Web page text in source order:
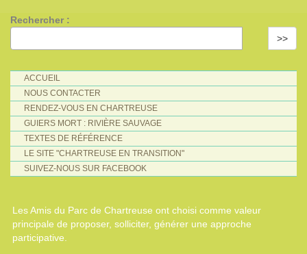
Rechercher :
>>
ACCUEIL
NOUS CONTACTER
RENDEZ-VOUS EN CHARTREUSE
GUIERS MORT : RIVIÈRE SAUVAGE
TEXTES DE RÉFÉRENCE
LE SITE "CHARTREUSE EN TRANSITION"
SUIVEZ-NOUS SUR FACEBOOK
Les Amis du Parc de Chartreuse ont choisi comme valeur
principale de proposer, solliciter, générer une approche
participative.